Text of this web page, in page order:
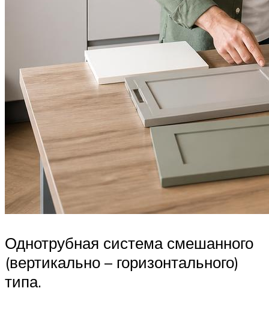
Однотрубная система смешанного
(вертикально – горизонтального)
типа.